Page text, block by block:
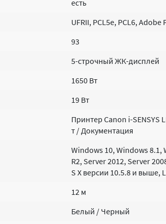
есть
UFRII, PCL5e, PCL6,
93
5-строчный ЖК-дисплей
1650 Вт
19 Вт
Принтер Canon i-
т / Документация
Windows 10, Windows 8.1,
R2, Server 2012, Server
S X версии 10.5.8 и выше,
12 м
Белый / Черный